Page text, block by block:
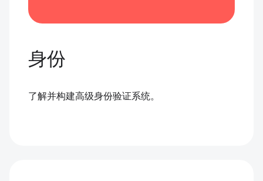
身份
了解并构建高级身份验证系统。